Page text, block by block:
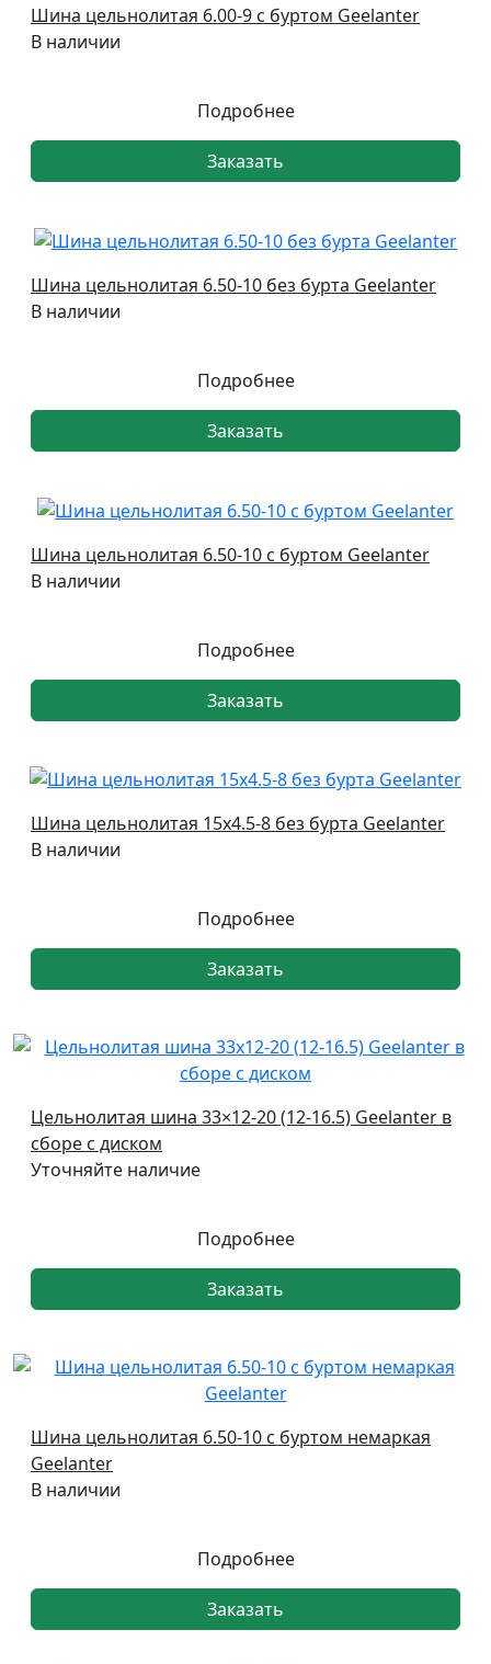
Шина цельнолитая 6.00-9 с буртом Geelanter
В наличии
Подробнее
Заказать
Шина цельнолитая 6.50-10 без бурта Geelanter
В наличии
Подробнее
Заказать
Шина цельнолитая 6.50-10 с буртом Geelanter
В наличии
Подробнее
Заказать
Шина цельнолитая 15х4.5-8 без бурта Geelanter
В наличии
Подробнее
Заказать
Цельнолитая шина 33×12-20 (12-16.5) Geelanter в
сборе с диском
Уточняйте наличие
Подробнее
Заказать
Шина цельнолитая 6.50-10 с буртом немаркая
Geelanter
В наличии
Подробнее
Заказать